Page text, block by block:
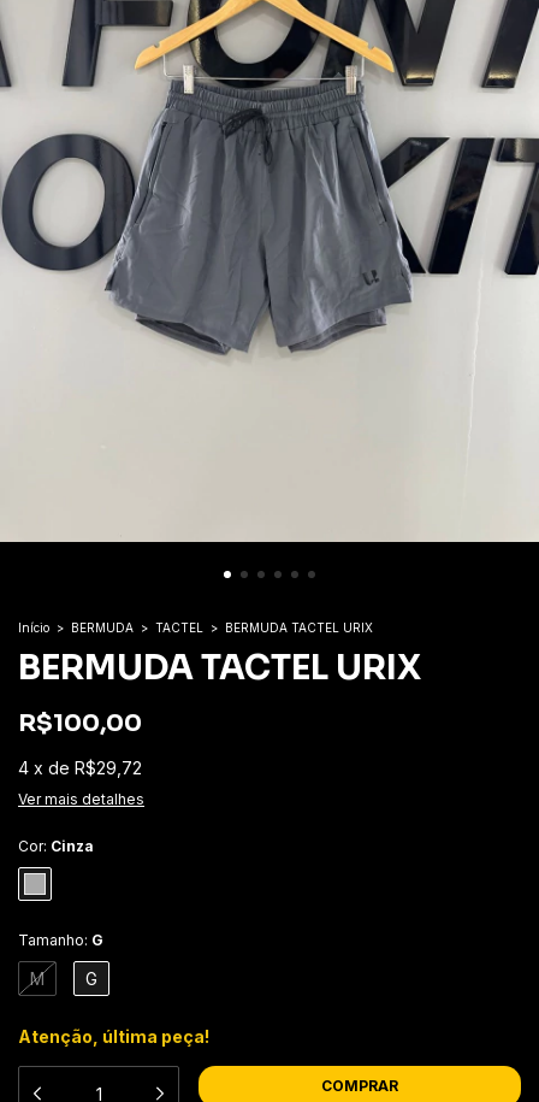
Início > BERMUDA > TACTEL > BERMUDA TACTEL URIX
BERMUDA TACTEL URIX
R$100,00
4 x de R$29,72
Ver mais detalhes
Cor: Cinza
Tamanho: G
M G
Atenção, última peça!